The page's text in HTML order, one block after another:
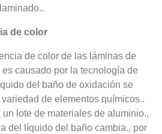
de color
de color de las láminas de
causado por la tecnología de
del baño de oxidación se
de elementos químicos..
lote de materiales de aluminio.,
del líquido del baño cambia., por